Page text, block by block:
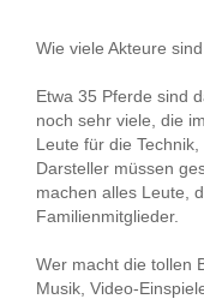
Wie viele Akteure
Etwa 35 Pferde sind
noch sehr viele, die
Leute für die
Darsteller müssen
machen alles Leute,
Familienmitglieder.
Wer macht die tollen
Musik, Video-